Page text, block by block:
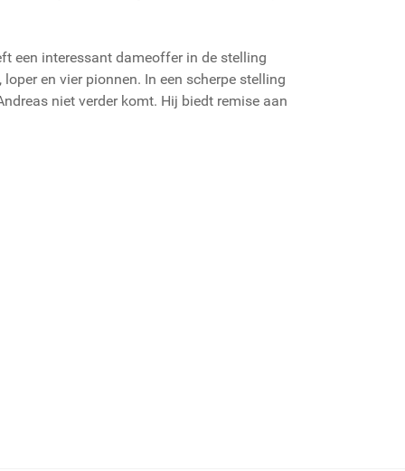
een interessant dameoffer in de stelling
en vier pionnen. In een scherpe stelling
niet verder komt. Hij biedt remise aan